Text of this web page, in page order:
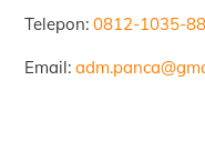
Telepon:0812-1035-
Email: